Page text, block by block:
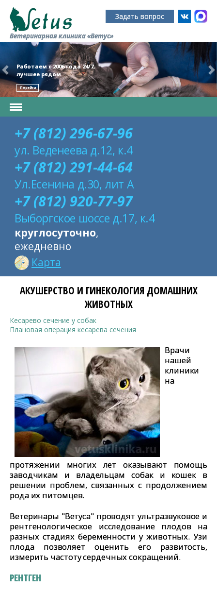
Задать вопрос
Ветеринарная клиника «Ветус»
Работаем с 2006 года 24/7,
лучшее рядом
Перейти
+7 (812) 296-67-96
ул. Веденеева д.12, к.4
+7 (812) 291-44-64
Ул.Есенина д.30, лит А
+7 (812) 920-77-97
Выборгское шоссе д.17, к.4
круглосуточно,
ежедневно
Карта
АКУШЕРСТВО И ГИНЕКОЛОГИЯ ДОМАШНИХ
ЖИВОТНЫХ
Кесарево сечение у собак
Плановая операция кесарева сечения
Врачи
нашей
клиники
на
протяжении многих лет оказывают помощь
заводчикам и владельцам собак и кошек в
решении проблем, связанных с продолжением
рода их питомцев.
Ветеринары "Ветуса" проводят ультразвуковое и
рентгенологическое исследование плодов на
разных стадиях беременности у животных. Узи
плода позволяет оценить его развитость,
измерить частоту сердечных сокращений.
РЕНТГЕН